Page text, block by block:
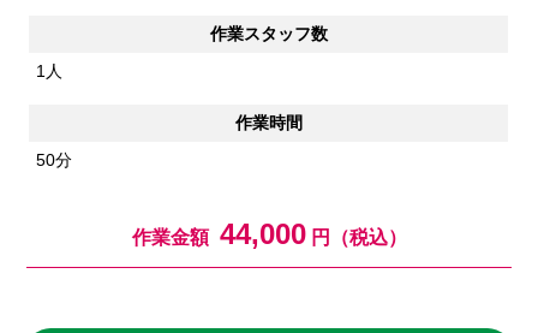
作業スタッフ数
1人
作業時間
50分
作業金額 44,000円（税込）